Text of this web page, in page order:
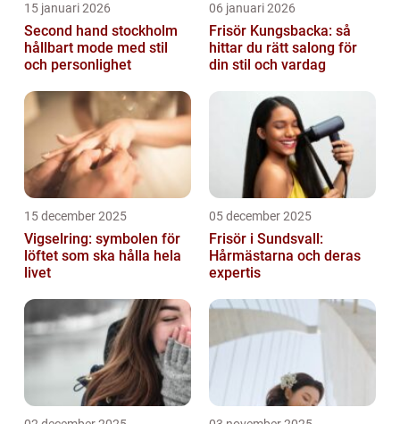
15 januari 2026
Second hand stockholm
hållbart mode med stil
och personlighet
06 januari 2026
Frisör Kungsbacka: så
hittar du rätt salong för
din stil och vardag
15 december 2025
Vigselring: symbolen för
löftet som ska hålla hela
livet
05 december 2025
Frisör i Sundsvall:
Hårmästarna och deras
expertis